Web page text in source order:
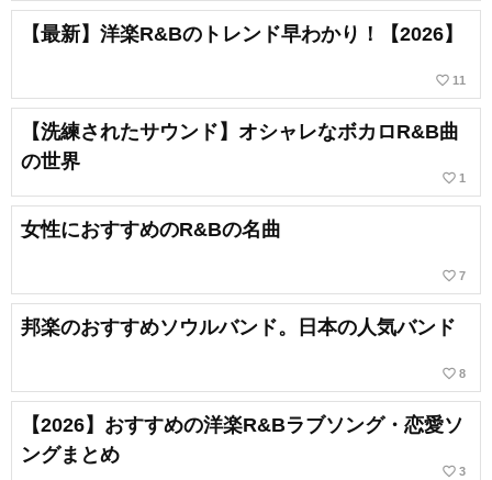
【最新】洋楽R&Bのトレンド早わかり！【2026】
favorite_border 11
【洗練されたサウンド】オシャレなボカロR&B曲
の世界
favorite_border 1
女性におすすめのR&Bの名曲
favorite_border 7
邦楽のおすすめソウルバンド。日本の人気バンド
favorite_border 8
【2026】おすすめの洋楽R&Bラブソング・恋愛ソ
ングまとめ
favorite_border 3